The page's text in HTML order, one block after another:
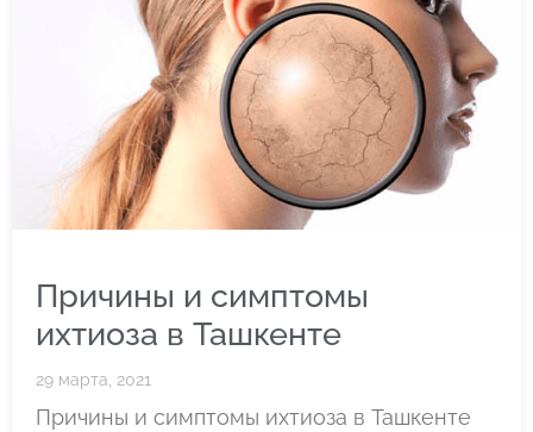
Причины и симптомы
ихтиоза в Ташкенте
29 марта, 2021
Причины и симптомы ихтиоза в Ташкенте